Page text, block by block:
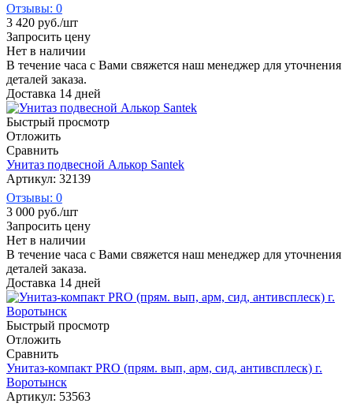
Отзывы: 0
3 420 руб./шт
Запросить цену
Нет в наличии
В течение часа с Вами свяжется наш менеджер для уточнения
деталей заказа.
Доставка 14 дней
Быстрый просмотр
Отложить
Сравнить
Унитаз подвесной Алькор Santek
Артикул: 32139
Отзывы: 0
3 000 руб./шт
Запросить цену
Нет в наличии
В течение часа с Вами свяжется наш менеджер для уточнения
деталей заказа.
Доставка 14 дней
Быстрый просмотр
Отложить
Сравнить
Унитаз-компакт PRO (прям. вып, арм, сид, антивсплеск) г.
Воротынск
Артикул: 53563